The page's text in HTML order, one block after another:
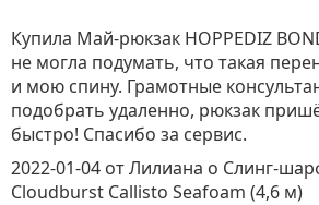
Купила Май-рюкзак HOPPEDIZ
не могла подумать, что такая
и мою спину. Грамотные
подобрать удаленно, рюкзак
быстро! Спасибо за сервис.
2022-01-04 от Лилиана о Слинг-
Cloudburst Callisto Seafoam (4,6 м)